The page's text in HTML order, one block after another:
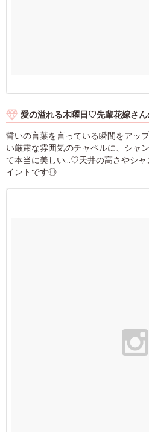
愛の溢れる木曜日♡先輩花嫁さ
誓いの言葉を言っている瞬間をアッ
い厳粛な雰囲気のチャペルに、シャ
て本当に美しい…♡天井の高さやシャ
イントです◎